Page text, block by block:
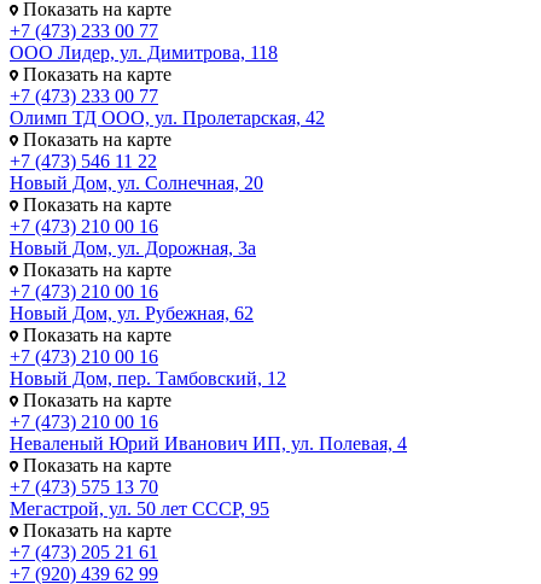
Показать на карте
+7 (473) 233 00 77
ООО Лидер, ул. Димитрова, 118
Показать на карте
+7 (473) 233 00 77
Олимп ТД ООО, ул. Пролетарская, 42
Показать на карте
+7 (473) 546 11 22
Новый Дом, ул. Солнечная, 20
Показать на карте
+7 (473) 210 00 16
Новый Дом, ул. Дорожная, 3а
Показать на карте
+7 (473) 210 00 16
Новый Дом, ул. Рубежная, 62
Показать на карте
+7 (473) 210 00 16
Новый Дом, пер. Тамбовский, 12
Показать на карте
+7 (473) 210 00 16
Неваленый Юрий Иванович ИП, ул. Полевая, 4
Показать на карте
+7 (473) 575 13 70
Мегастрой, ул. 50 лет СССР, 95
Показать на карте
+7 (473) 205 21 61
+7 (920) 439 62 99